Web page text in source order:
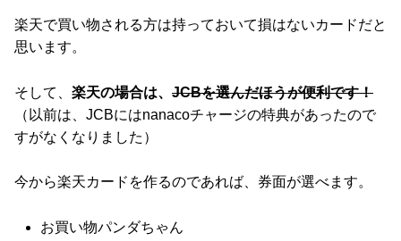
楽天で買い物される方は持っておいて損はないカードだと
思います。
そして、 楽天の場合は、 JCBを選んだほうが便利です！
（以前は、JCBにはnanacoチャージの特典があったので
すがなくなりました）
今から楽天カードを作るのであれば、券面が選べます。
お買い物パンダちゃん